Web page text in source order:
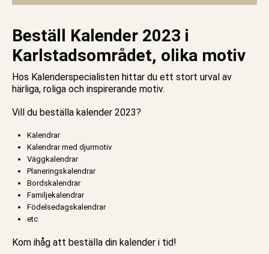
Beställ Kalender 2023 i
Karlstadsområdet, olika motiv
Hos Kalenderspecialisten hittar du ett stort urval av
härliga, roliga och inspirerande motiv.
Vill du beställa kalender 2023?
Kalendrar
Kalendrar med djurmotiv
Väggkalendrar
Planeringskalendrar
Bordskalendrar
Familjekalendrar
Födelsedagskalendrar
etc
Kom ihåg att beställa din kalender i tid!